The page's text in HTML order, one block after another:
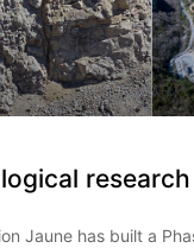
research
Jaune has built a